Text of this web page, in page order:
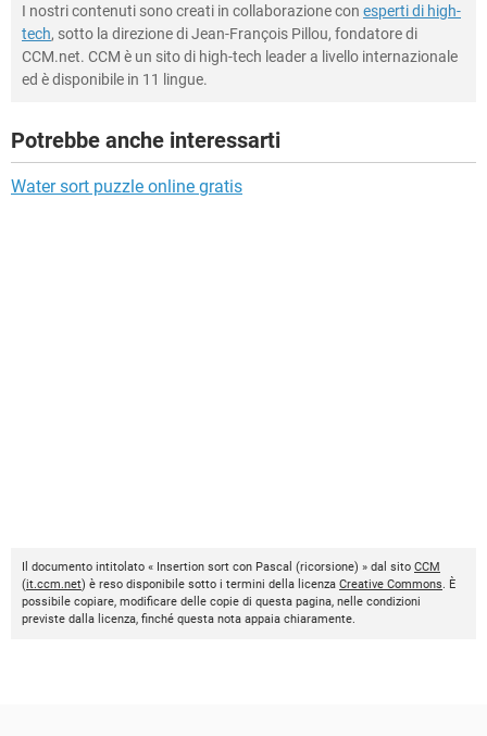
I nostri contenuti sono creati in collaborazione con esperti di high-
tech, sotto la direzione di Jean-François Pillou, fondatore di
CCM.net. CCM è un sito di high-tech leader a livello internazionale
ed è disponibile in 11 lingue.
Potrebbe anche interessarti
Water sort puzzle online gratis
Il documento intitolato « Insertion sort con Pascal (ricorsione) » dal sito CCM
(it.ccm.net) è reso disponibile sotto i termini della licenza Creative Commons . È
possibile copiare, modificare delle copie di questa pagina, nelle condizioni
previste dalla licenza, finché questa nota appaia chiaramente.